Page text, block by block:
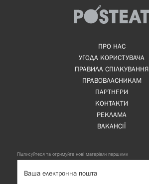
ПРО НАС
УГОДА КОРИСТУВАЧА
ПРАВИЛА СПІЛКУВАННЯ
ПРАВОВЛАСНИКАМ
ПАРТНЕРИ
КОНТАКТИ
РЕКЛАМА
ВАКАНСІЇ
Підписуйтеся та отримуйте нові матеріали першими